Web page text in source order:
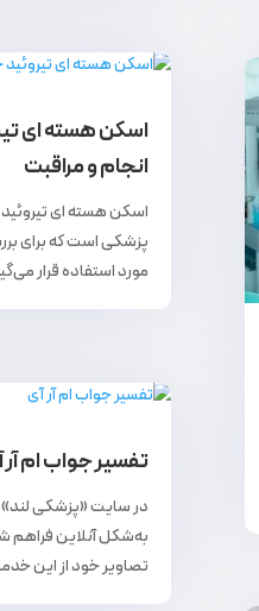
اسکن هسته‌ ای
انجام و مراقبت
اسکن هسته ای
پزشکی است که برای
مورد استفاده قرار
تفسیر جواب ام آر
در سایت «پزشکی لند»
به‌شکل آنلاین فراهم
تصاویر خود از این